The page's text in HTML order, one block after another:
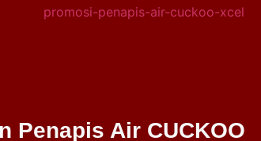
Penapis Air CUCKOO